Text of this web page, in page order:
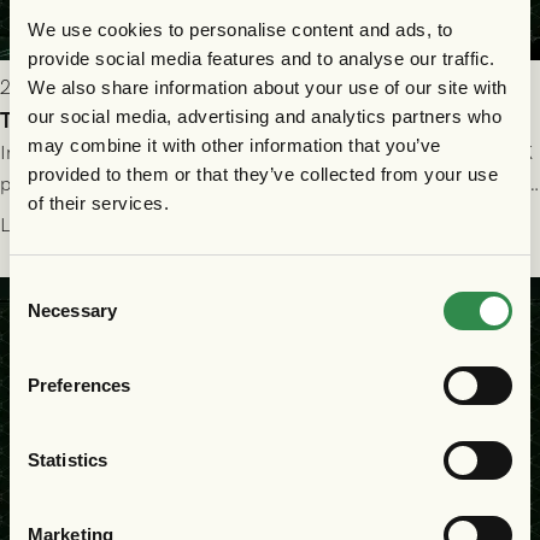
We use cookies to personalise content and ads, to
provide social media features and to analyse our traffic.
We also share information about your use of our site with
our social media, advertising and analytics partners who
may combine it with other information that you’ve
provided to them or that they’ve collected from your use
of their services.
Selection
Necessary
Preferences
Statistics
Marketing
2026-07-25 19:00
Truppen till GAIS - Halmstads BK 26/7
Imorgon söndag spelar GAIS herrar hemma mot Halmstads BK
på Gamla Ullevi med avspark kl 16.30! Fredrik Holmberg och
ledarstaben har tagit ut följande trupp till matchen:
Läs mer